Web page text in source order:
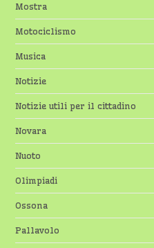
Mostra
Motociclismo
Musica
Notizie
Notizie utili per il cittadino
Novara
Nuoto
Olimpiadi
Ossona
Pallavolo